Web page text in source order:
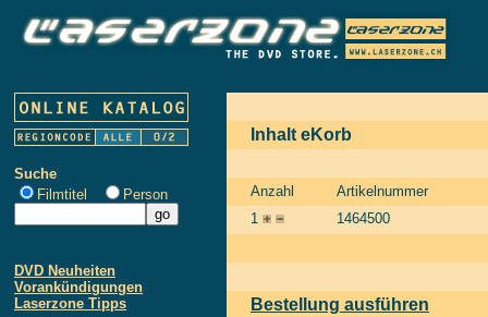
Suche
Filmtitel
Person
DVD Neuheiten
Vorankündigungen
Laserzone Tipps
Inhalt eKorb
Anzahl
Artikelnummer
1
1464500
Bestellung ausführen